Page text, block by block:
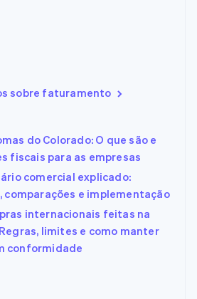
sobre faturamento
do Colorado: O que são e
fiscais para as empresas
comercial explicado:
comparações e implementação
internacionais feitas na
limites e como manter
conformidade
文